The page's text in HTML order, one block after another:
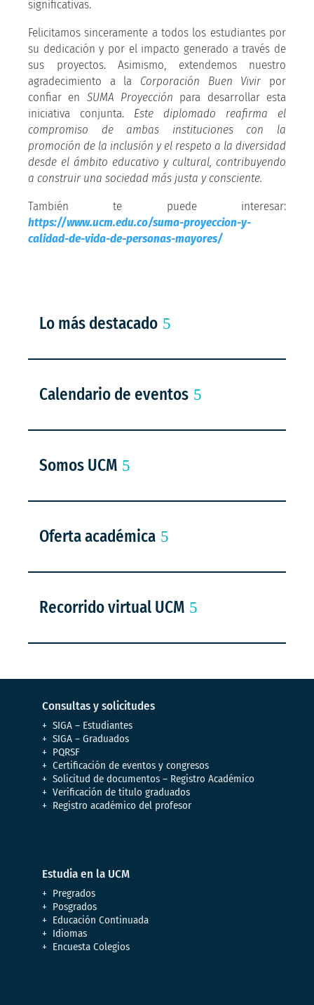
significativas.
Felicitamos sinceramente a todos los estudiantes por
su dedicación y por el impacto generado a través de
sus proyectos. Asimismo, extendemos nuestro
agradecimiento a la Corporación Buen Vivir por
confiar en SUMA Proyección para desarrollar esta
iniciativa conjunta. Este diplomado reafirma el
compromiso de ambas instituciones con la
promoción de la inclusión y el respeto a la diversidad
desde el ámbito educativo y cultural, contribuyendo
a construir una sociedad más justa y consciente.
También te puede interesar:
https://www.ucm.edu.co/suma-proyeccion-y-
calidad-de-vida-de-personas-mayores/
Lo más destacado
Calendario de eventos
Somos UCM
Oferta académica
Recorrido virtual UCM
Consultas y solicitudes
SIGA – Estudiantes
SIGA – Graduados
PQRSF
Certificación de eventos y congresos
Solicitud de documentos – Registro Académico
Verificación de titulo graduados
Registro académico del profesor
Estudia en la UCM
Pregrados
Posgrados
Educación Continuada
Idiomas
Encuesta Colegios